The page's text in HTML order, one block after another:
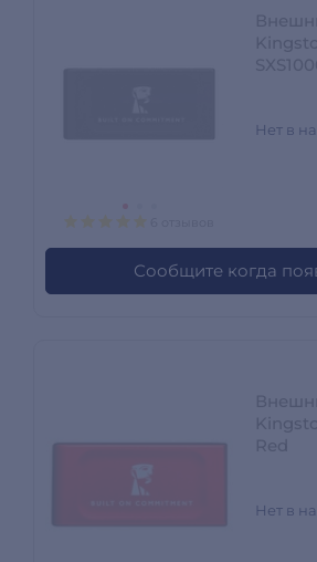
Нет в
Сообщите когда
Нет в